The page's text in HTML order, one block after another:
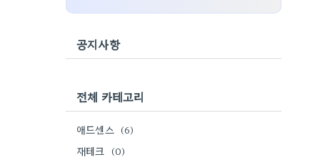
공지사항
전체 카테고리
애드센스 (6)
재테크 (0)